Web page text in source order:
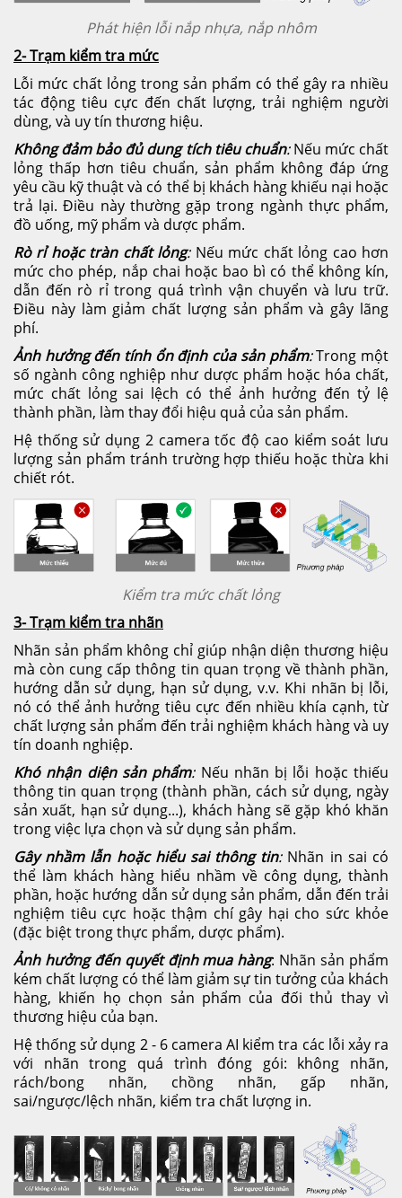
Phát hiện lỗi nắp nhựa, nắp nhôm
2- Trạm kiểm tra mức
Lỗi mức chất lỏng trong sản phẩm có thể gây ra nhiều
tác động tiêu cực đến chất lượng, trải nghiệm người
dùng, và uy tín thương hiệu.
Không đảm bảo đủ dung tích tiêu chuẩn:Nếu mức chất
lỏng thấp hơn tiêu chuẩn, sản phẩm không đáp ứng
yêu cầu kỹ thuật và có thể bị khách hàng khiếu nại hoặc
trả lại. Điều này thường gặp trong ngành thực phẩm,
đồ uống, mỹ phẩm và dược phẩm.
Rò rỉ hoặc tràn chất lỏng:Nếu mức chất lỏng cao hơn
mức cho phép, nắp chai hoặc bao bì có thể không kín,
dẫn đến rò rỉ trong quá trình vận chuyển và lưu trữ.
Điều này làm giảm chất lượng sản phẩm và gây lãng
phí.
Ảnh hưởng đến tính ổn định của sản phẩm:Trong một
số ngành công nghiệp như dược phẩm hoặc hóa chất,
mức chất lỏng sai lệch có thể ảnh hưởng đến tỷ lệ
thành phần, làm thay đổi hiệu quả của sản phẩm.
Hệ thống sử dụng 2 camera tốc độ cao kiểm soát lưu
lượng sản phẩm tránh trường hợp thiếu hoặc thừa khi
chiết rót.
Kiểm tra mức chất lỏng
3- Trạm kiểm tra nhãn
Nhãn sản phẩm không chỉ giúp nhận diện thương hiệu
mà còn cung cấp thông tin quan trọng về thành phần,
hướng dẫn sử dụng, hạn sử dụng, v.v. Khi nhãn bị lỗi,
nó có thể ảnh hưởng tiêu cực đến nhiều khía cạnh, từ
chất lượng sản phẩm đến trải nghiệm khách hàng và uy
tín doanh nghiệp.
Khó nhận diện sản phẩm:Nếu nhãn bị lỗi hoặc thiếu
thông tin quan trọng (thành phần, cách sử dụng, ngày
sản xuất, hạn sử dụng...), khách hàng sẽ gặp khó khăn
trong việc lựa chọn và sử dụng sản phẩm.
Gây nhầm lẫn hoặc hiểu sai thông tin:Nhãn in sai có
thể làm khách hàng hiểu nhầm về công dụng, thành
phần, hoặc hướng dẫn sử dụng sản phẩm, dẫn đến trải
nghiệm tiêu cực hoặc thậm chí gây hại cho sức khỏe
(đặc biệt trong thực phẩm, dược phẩm).
Ảnh hưởng đến quyết định mua hàng: Nhãn sản phẩm
kém chất lượng có thể làm giảm sự tin tưởng của khách
hàng, khiến họ chọn sản phẩm của đối thủ thay vì
thương hiệu của bạn.
Hệ thống sử dụng 2 - 6 camera AI kiểm tra các lỗi xảy ra
với nhãn trong quá trình đóng gói: không nhãn,
rách/bong nhãn, chồng nhãn, gấp nhãn,
sai/ngược/lệch nhãn, kiểm tra chất lượng in.